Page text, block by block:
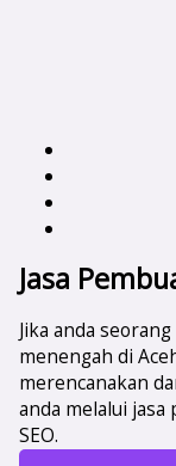
Jasa
Jika anda
menengah di
merencanakan
anda melalui
SEO.